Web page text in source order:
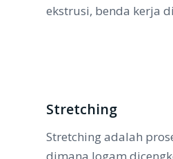
ekstrusi, benda kerja
Stretching
Stretching adalah
dimana logam